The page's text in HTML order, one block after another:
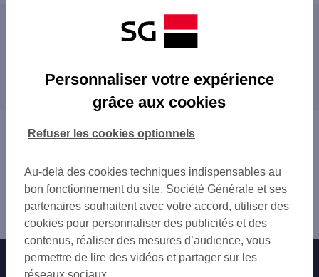
Les distributeurs/automates à proximité
MANDELIEU LA NAPOULE 437 AV DE CANN
MANDELIEU LA NAPOULE
CANNES BOCCA TONNER
CSO CANNES CROISETTE
CANNES CROISETTE
LA ROQUETTE SUR SIAGNE
SO CANNES
LE CANNET ROCHEVILLE
LE CANNET 113 BD PAUL DOUMER
ELS LE CANNET
proximité
MOUGINS
MOUANS-SARTOUX
VALBONNE
GRASSE
ANTIBES
BIOT
SAINT-RAPHAËL
Vous êtes ici : Accueil
Mandelieu la Napoule
Distributeur/automate CSO MANDELIEU 1
Nos engagements Nous contacter
Personnaliser votre expérience
grâce aux cookies
Au-delà des cookies techniques indispensables au
bon fonctionnement du site, Société Générale et ses
partenaires souhaitent avec votre accord, utiliser des
cookies pour personnaliser des publicités et des
contenus, réaliser des mesures d’audience, vous
permettre de lire des vidéos et partager sur les
réseaux sociaux.
Refuser les cookies optionnels